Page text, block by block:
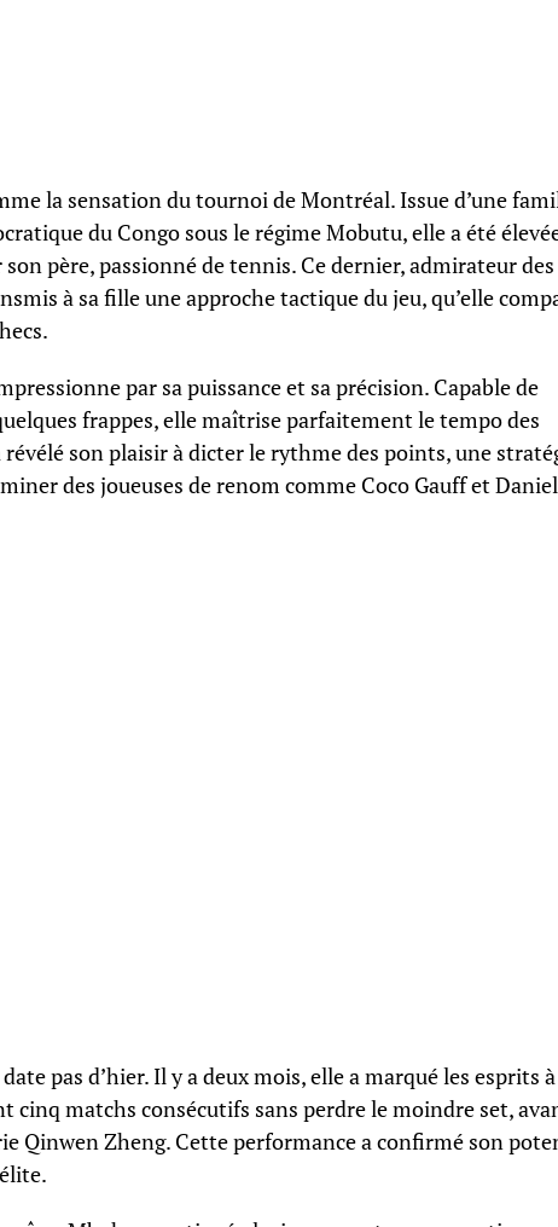
la sensation du tournoi de Montréal. Issue d’une
du Congo sous le régime Mobutu, elle a été
père, passionné de tennis. Ce dernier, admirateur des
à sa fille une approche tactique du jeu, qu’elle
par sa puissance et sa précision. Capable de
frappes, elle maîtrise parfaitement le tempo des
révélé son plaisir à dicter le rythme des points, une
des joueuses de renom comme Coco Gauff et
pas d’hier. Il y a deux mois, elle a marqué les esprits à
cinq matchs consécutifs sans perdre le moindre set,
Qinwen Zheng. Cette performance a confirmé son